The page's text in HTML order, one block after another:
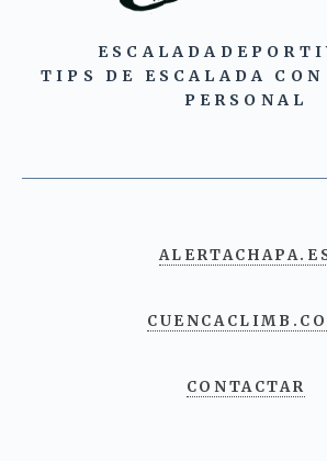
TIPS DE ESCALADA CON
PERSONAL
CONTACTAR